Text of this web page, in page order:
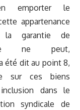
emporter le
appartenance
garantie de
ne peut,
été dit au point 8,
sur ces biens
dans le
syndicale de